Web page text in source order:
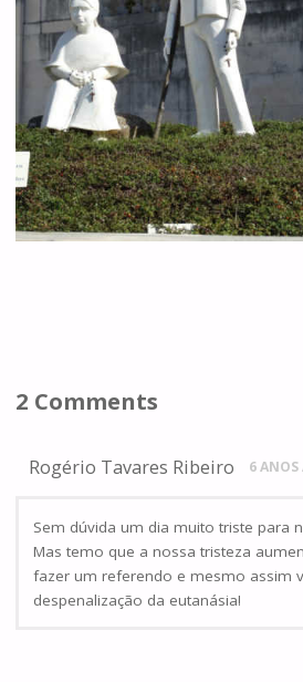
2 Comments
Rogério Tavares Ribeiro 6 ANOS
Sem dúvida um dia muito triste para
Mas temo que a nossa tristeza
fazer um referendo e mesmo assim
despenalização da eutanásia!